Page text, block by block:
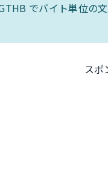
でバイト単位の
スポ